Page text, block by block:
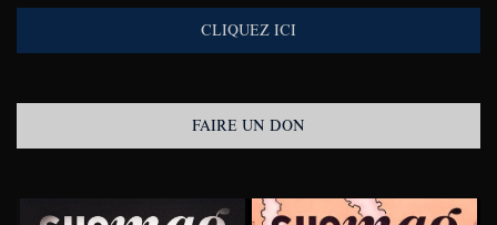
CLIQUEZ ICI
FAIRE UN DON